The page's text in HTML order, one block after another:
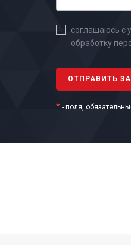
соглашаюсь с
обработку
* - поля,